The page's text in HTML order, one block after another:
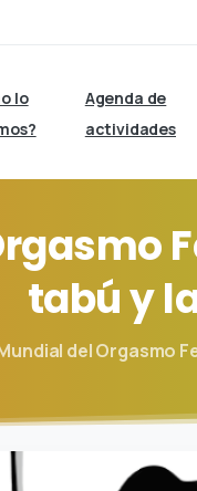
lo
Agenda de
actividades
tabúy
del Orgasmo